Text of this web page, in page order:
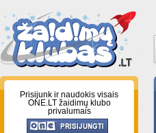
Prisijunk ir naudokis visais
ONE.LT žaidimų klubo
privalumais